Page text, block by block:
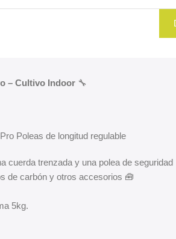
– Cultivo Indoor 🔧
Poleas de longitud regulable
cuerda trenzada y una polea de seguridad
de carbón y otros accesorios 🧰
5kg.